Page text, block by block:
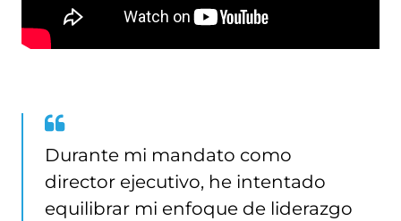
Durante mi mandato como
director ejecutivo, he intentado
equilibrar mi enfoque de liderazgo